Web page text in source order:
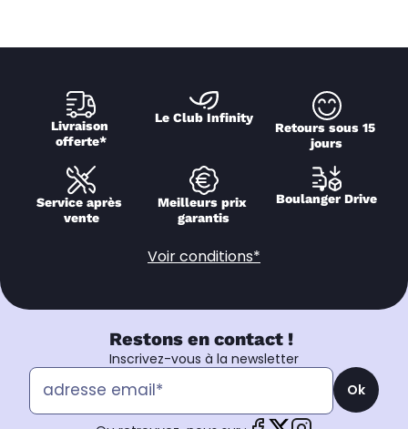
Livraison
offerte*
Le Club Infinity
Retours sous 15
jours
Service après
vente
Meilleurs prix
garantis
Boulanger Drive
Voir conditions*
Restons en contact !
Inscrivez-vous à la newsletter
Ok